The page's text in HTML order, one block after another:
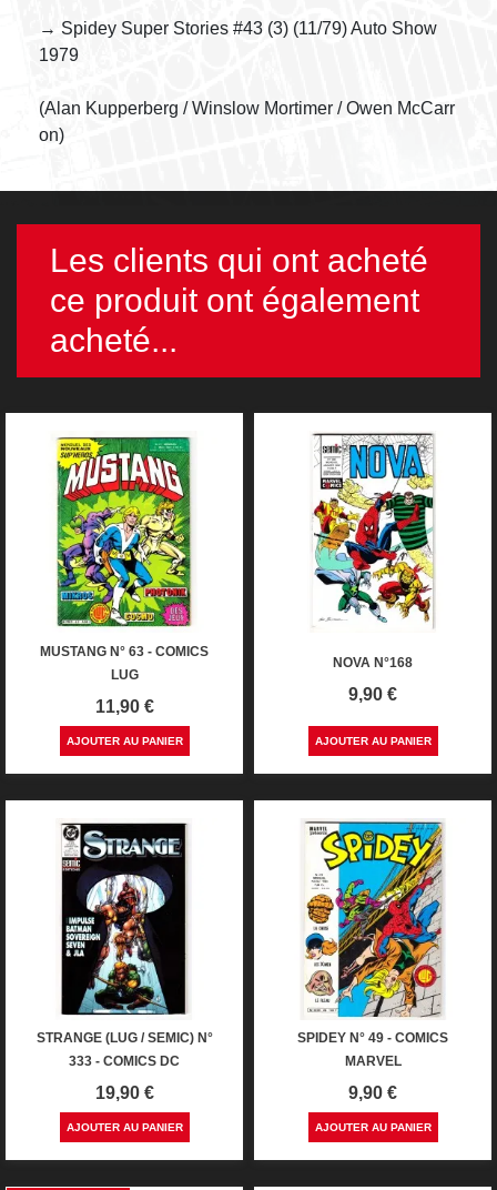
→ Spidey Super Stories #43 (3) (11/79) Auto Show
1979
(Alan Kupperberg / Winslow Mortimer / Owen McCarr
on)
Les clients qui ont acheté
ce produit ont également
acheté...
MUSTANG N° 63 - COMICS
LUG
Prix
11,90 €
AJOUTER AU PANIER
NOVA N°168
Prix
9,90 €
AJOUTER AU PANIER
STRANGE (LUG / SEMIC) N°
333 - COMICS DC
Prix
19,90 €
AJOUTER AU PANIER
SPIDEY N° 49 - COMICS
MARVEL
Prix
9,90 €
AJOUTER AU PANIER